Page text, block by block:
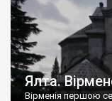
Ялта.
Вірменія першою